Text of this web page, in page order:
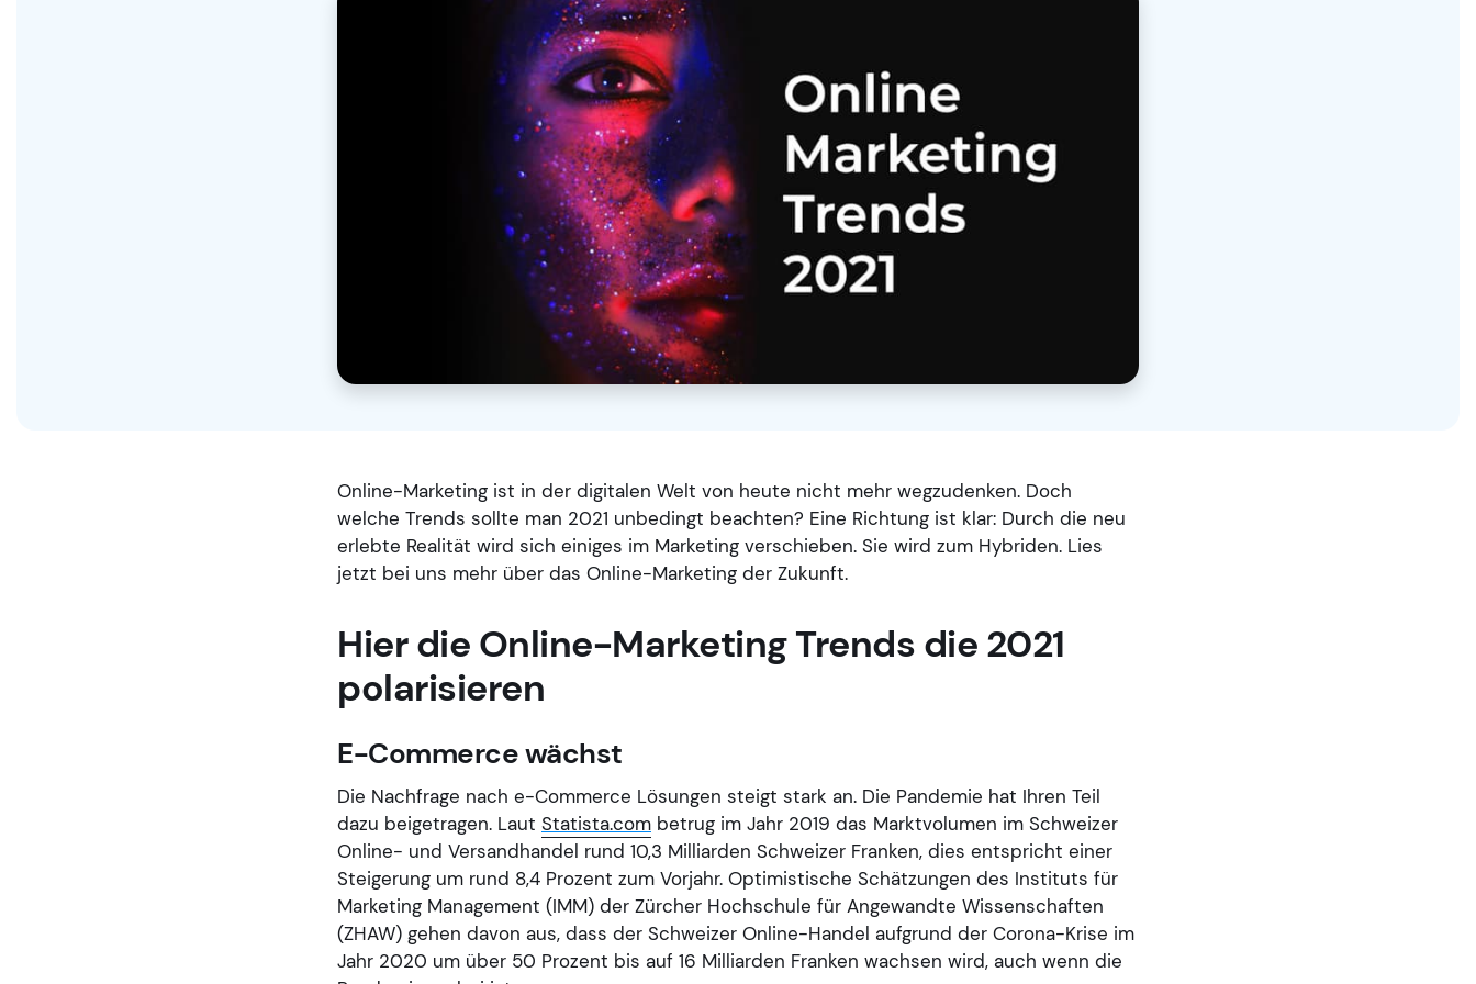
Online-Marketing ist in der digitalen Welt von heute nicht mehr wegzudenken. Doch
welche Trends sollte man 2021 unbedingt beachten? Eine Richtung ist klar: Durch die neu
erlebte Realität wird sich einiges im Marketing verschieben. Sie wird zum Hybriden. Lies
jetzt bei uns mehr über das Online-Marketing der Zukunft.
Hier die Online-Marketing Trends die 2021
polarisieren
E-Commerce wächst
Die Nachfrage nach e-Commerce Lösungen steigt stark an. Die Pandemie hat Ihren Teil
dazu beigetragen. Laut Statista.com betrug im Jahr 2019 das Marktvolumen im Schweizer
Online- und Versandhandel rund 10,3 Milliarden Schweizer Franken, dies entspricht einer
Steigerung um rund 8,4 Prozent zum Vorjahr. Optimistische Schätzungen des Instituts für
Marketing Management (IMM) der Zürcher Hochschule für Angewandte Wissenschaften
(ZHAW) gehen davon aus, dass der Schweizer Online-Handel aufgrund der Corona-Krise im
Jahr 2020 um über 50 Prozent bis auf 16 Milliarden Franken wachsen wird, auch wenn die